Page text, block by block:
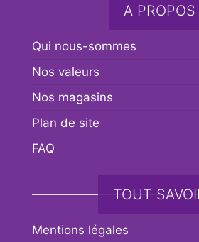
A PROPOS
Qui nous-sommes
Nos valeurs
Nos magasins
Plan de site
FAQ
TOUT
Mentions légales